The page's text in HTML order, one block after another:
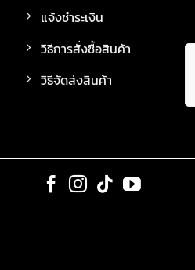
แจ้งชำระเงิน
วิธีการสั่งซื้อสินค้า
วิธีจัดส่งสินค้า